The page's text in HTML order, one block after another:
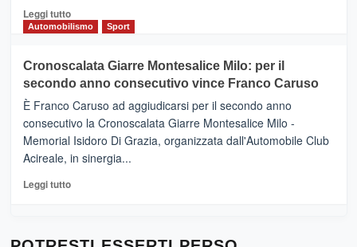
Gusto,
il
tra
sapori
vicoli
medievali
Leggi tuttoLeggi
di
Mondello
(Palermo)
–
“E
adesso
Pasta
–
Sicilia
l’
Automobilismo Sport
Cronoscalata Giarre Montesalice Milo: per il
secondo anno consecutivo vince Franco Caruso
È Franco Caruso ad aggiudicarsi per il secondo anno
consecutivo la Cronoscalata Giarre Montesalice Milo -
Memorial Isidoro Di Grazia, organizzata dall'Automobile Club
Acireale, in sinergia...
Leggi tuttoLeggi
Cronoscalata